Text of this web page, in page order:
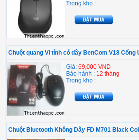
Trong kho :
Chuột quang Vi tính có dây BenCom V18 Cổng
Giá: 69,000 VND
Bảo hành : 12 tháng
Trong kho :
Chuột Bluetooth Không Dây FD M701 Black